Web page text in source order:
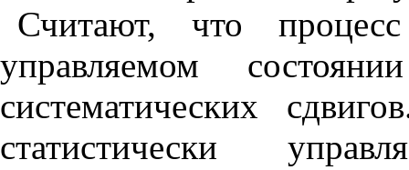
Считают, что
управляемом
систематических
статистически